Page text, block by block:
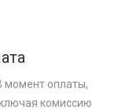
момент оплаты,
комиссию